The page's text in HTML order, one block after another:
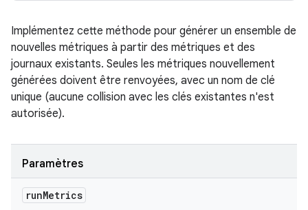
Implémentez cette méthode pour générer un ensemble de
nouvelles métriques à partir des métriques et des
journaux existants. Seules les métriques nouvellement
générées doivent être renvoyées, avec un nom de clé
unique (aucune collision avec les clés existantes n'est
autorisée).
Paramètres
runMetrics